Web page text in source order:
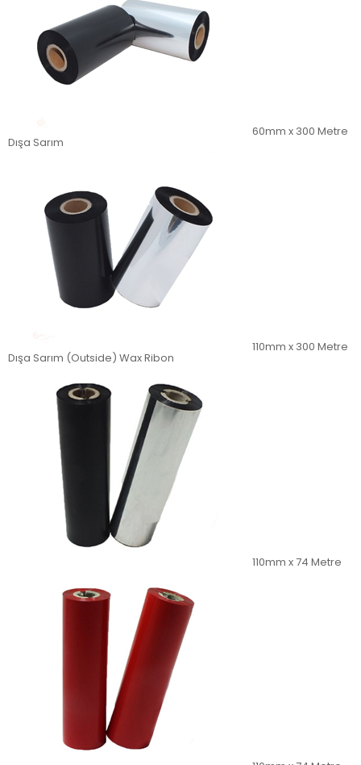
60mm x 300 Metre
Dışa Sarım
110mm x 300 Metre
Dışa Sarım (Outside) Wax Ribon
110mm x 74 Metre